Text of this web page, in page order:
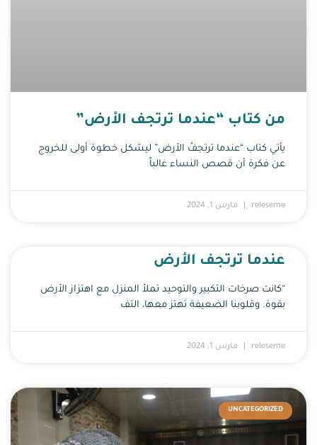
من كتاب “عندما ترتجف الأرض”
يأتي كتاب “عندما ترتجفُ الأرض” ليشكل خطوة أولى للخروج
عن فكرة أن قصص النساء غالباً
releseme مارس 1, 2024
عندما ترتجف الأرض
“كانت صرخات التكبير والتوحيد تملأ المنزل مع اهتزاز الأرض
بقوة. وقلوبنا الضعيفة تهتز معها، التف
releseme مارس 1, 2024
UNCATEGORIZED